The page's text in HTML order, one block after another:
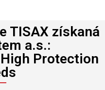
TISAX získaná
a.s.:
Protection